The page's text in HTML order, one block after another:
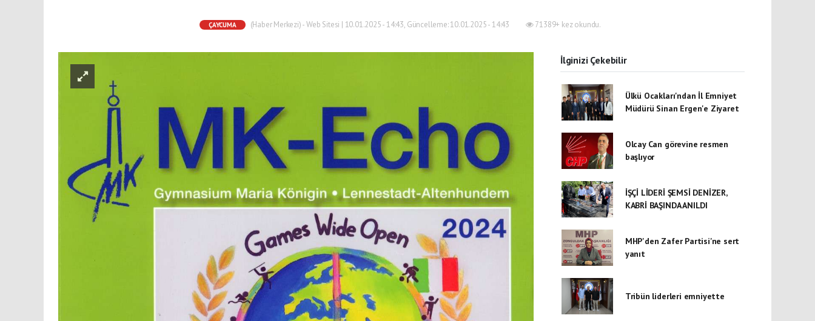
ÇAYCUMA (Haber Merkezi) - Web Sitesi | 10.01.2025 - 14:43, Güncelleme: 10.01.2025 - 14:43 71389+ kez okundu.
İlginizi Çekebilir
Ülkü Ocakları'ndan İl Emniyet
Müdürü Sinan Ergen'e Ziyaret
Olcay Can görevine resmen
başlıyor
İŞÇİ LİDERİ ŞEMSİ DENİZER,
KABRİ BAŞINDA ANILDI
MHP'den Zafer Partisi'ne sert
yanıt
Tribün liderleri emniyette